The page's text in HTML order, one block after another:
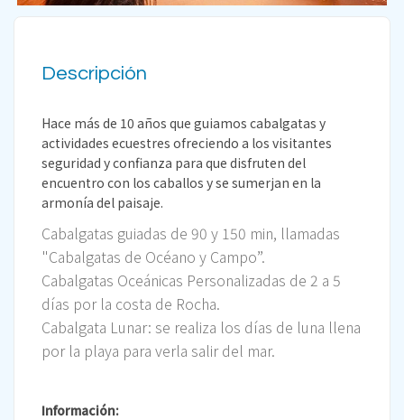
Descripción
Hace más de 10 años que guiamos cabalgatas y
actividades ecuestres ofreciendo a los visitantes
seguridad y confianza para que disfruten del
encuentro con los caballos y se sumerjan en la
armonía del paisaje.
Cabalgatas guiadas de 90 y 150 min, llamadas
"Cabalgatas de Océano y Campo”.
Cabalgatas Oceánicas Personalizadas de 2 a 5
días por la costa de Rocha.
Cabalgata Lunar: se realiza los días de luna llena
por la playa para verla salir del mar.
Información: